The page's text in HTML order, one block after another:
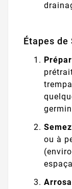
Étapes de
ou à